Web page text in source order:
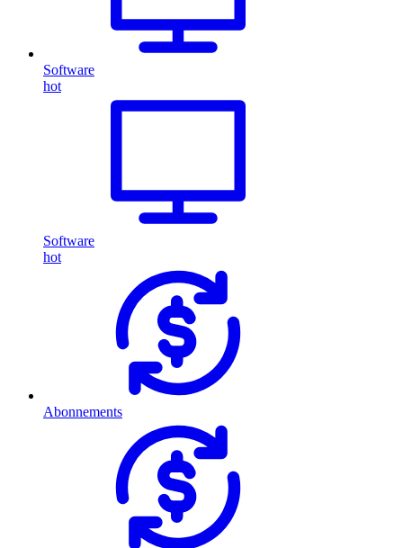
Software
hot
Software
hot
Abonnements